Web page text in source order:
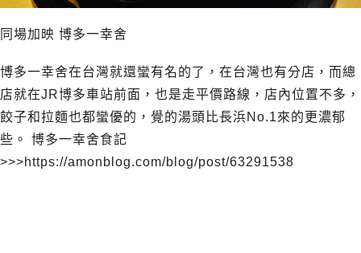
同場加映 博多一幸舍
博多一幸舍在台灣就還蠻有名的了，在台灣也有分店，而總
店就在JR博多車站前面，也是走平價路線，店內位置不多，
餃子和拉麵也都蠻優的，覺的湯頭比長浜No.1來的更濃郁
些。 博多一幸舍食記
>>>https://amonblog.com/blog/post/63291538